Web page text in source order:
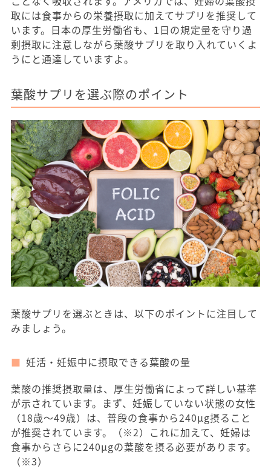
取には食事からの栄養摂取に加えてサプリを推奨して
います。日本の厚生労働省も、1日の規定量を守り過
剰摂取に注意しながら葉酸サプリを取り入れていくよ
うにと通達していますよ。
葉酸サプリを選ぶ際のポイント
葉酸サプリを選ぶときは、以下のポイントに注目して
みましょう。
妊活・妊娠中に摂取できる葉酸の量
葉酸の推奨摂取量は、厚生労働省によって詳しい基準
が示されています。まず、妊娠していない状態の女性
（18歳〜49歳）は、普段の食事から240μg摂ること
が推奨されています。（※2）これに加えて、妊婦は
食事からさらに240μgの葉酸を摂る必要があります。
（※3）